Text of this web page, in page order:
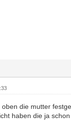
oben die mutter
haben die ja